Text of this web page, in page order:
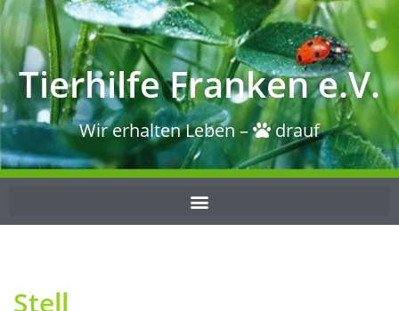
Tierhilfe Franken e.V.
Wir erhalten Leben – drauf
Stell